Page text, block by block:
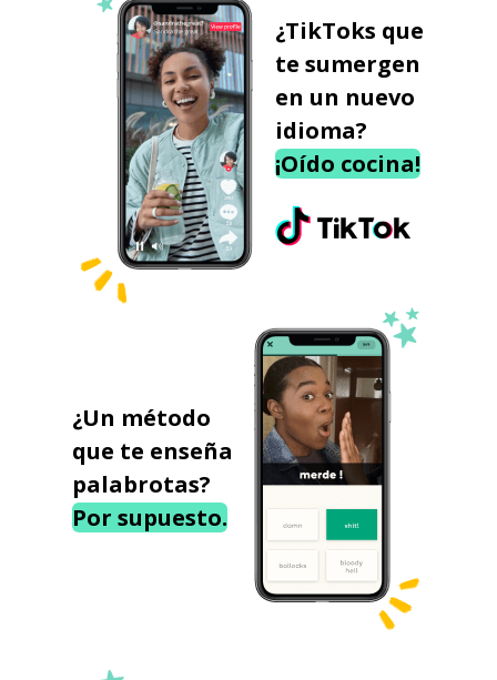
¿TikToks que
te sumergen
en un nuevo
idioma?
¡Oído cocina!
¿Un método
que te enseña
palabrotas?
Por supuesto.